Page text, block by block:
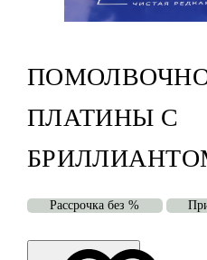
ПЛАТИНЫ С
Рассрочка без %